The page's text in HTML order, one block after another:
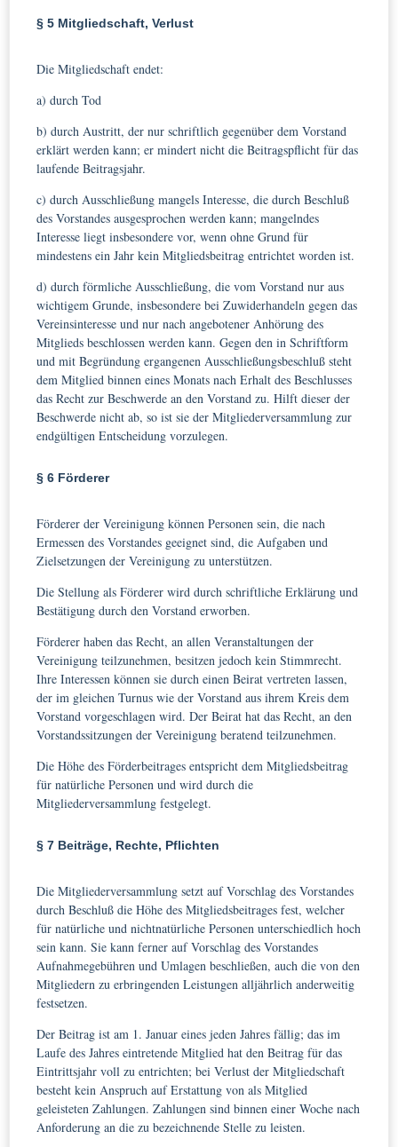
§ 5 Mitgliedschaft, Verlust
Die Mitgliedschaft endet:
a) durch Tod
b) durch Austritt, der nur schriftlich gegenüber dem Vorstand
erklärt werden kann; er mindert nicht die Beitragspflicht für das
laufende Beitragsjahr.
c) durch Ausschließung mangels Interesse, die durch Beschluß
des Vorstandes ausgesprochen werden kann; mangelndes
Interesse liegt insbesondere vor, wenn ohne Grund für
mindestens ein Jahr kein Mitgliedsbeitrag entrichtet worden ist.
d) durch förmliche Ausschließung, die vom Vorstand nur aus
wichtigem Grunde, insbesondere bei Zuwiderhandeln gegen das
Vereinsinteresse und nur nach angebotener Anhörung des
Mitglieds beschlossen werden kann. Gegen den in Schriftform
und mit Begründung ergangenen Ausschließungsbeschluß steht
dem Mitglied binnen eines Monats nach Erhalt des Beschlusses
das Recht zur Beschwerde an den Vorstand zu. Hilft dieser der
Beschwerde nicht ab, so ist sie der Mitgliederversammlung zur
endgültigen Entscheidung vorzulegen.
§ 6 Förderer
Förderer der Vereinigung können Personen sein, die nach
Ermessen des Vorstandes geeignet sind, die Aufgaben und
Zielsetzungen der Vereinigung zu unterstützen.
Die Stellung als Förderer wird durch schriftliche Erklärung und
Bestätigung durch den Vorstand erworben.
Förderer haben das Recht, an allen Veranstaltungen der
Vereinigung teilzunehmen, besitzen jedoch kein Stimmrecht.
Ihre Interessen können sie durch einen Beirat vertreten lassen,
der im gleichen Turnus wie der Vorstand aus ihrem Kreis dem
Vorstand vorgeschlagen wird. Der Beirat hat das Recht, an den
Vorstandssitzungen der Vereinigung beratend teilzunehmen.
Die Höhe des Förderbeitrages entspricht dem Mitgliedsbeitrag
für natürliche Personen und wird durch die
Mitgliederversammlung festgelegt.
§ 7 Beiträge, Rechte, Pflichten
Die Mitgliederversammlung setzt auf Vorschlag des Vorstandes
durch Beschluß die Höhe des Mitgliedsbeitrages fest, welcher
für natürliche und nichtnatürliche Personen unterschiedlich hoch
sein kann. Sie kann ferner auf Vorschlag des Vorstandes
Aufnahmegebühren und Umlagen beschließen, auch die von den
Mitgliedern zu erbringenden Leistungen alljährlich anderweitig
festsetzen.
Der Beitrag ist am 1. Januar eines jeden Jahres fällig; das im
Laufe des Jahres eintretende Mitglied hat den Beitrag für das
Eintrittsjahr voll zu entrichten; bei Verlust der Mitgliedschaft
besteht kein Anspruch auf Erstattung von als Mitglied
geleisteten Zahlungen. Zahlungen sind binnen einer Woche nach
Anforderung an die zu bezeichnende Stelle zu leisten.